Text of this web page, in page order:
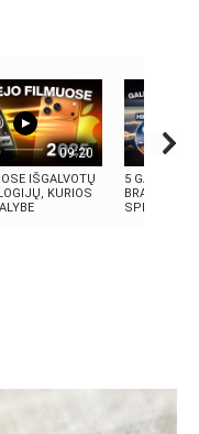
09:20
IŠGALVOTŲ
KURIOS
5
SPROGIMAI